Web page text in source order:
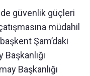
Genelkurmay Baskanligi
güvenlik güçleri
müdahil
Şam’daki
Başkanlığı